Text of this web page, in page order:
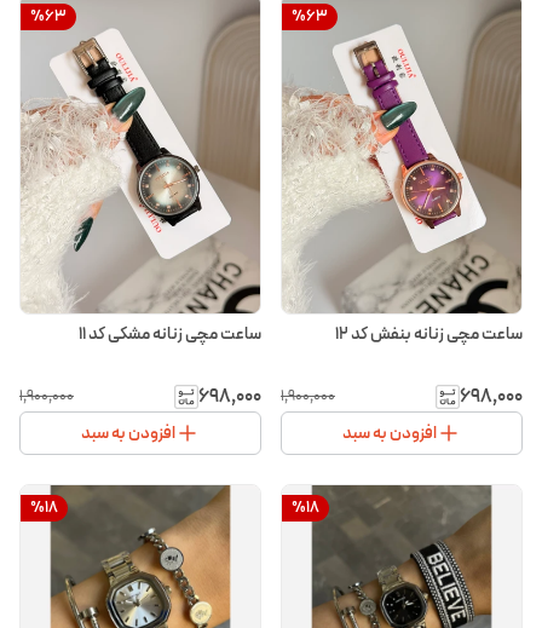
%63
ساعت مچی زنانه بنفش کد ۱۲
۶۹۸٬۰۰۰ ۱٬۹۰۰٬۰۰۰
افزودن به سبد
%63
ساعت مچی زنانه مشکی کد ۱۱
۶۹۸٬۰۰۰ ۱٬۹۰۰٬۰۰۰
افزودن به سبد
%18
%18